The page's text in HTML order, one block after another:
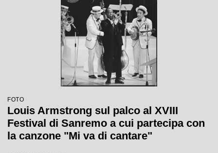
FOTO
Louis Armstrong sul palco al XVIII
Festival di Sanremo a cui partecipa con
la canzone "Mi va di cantare"